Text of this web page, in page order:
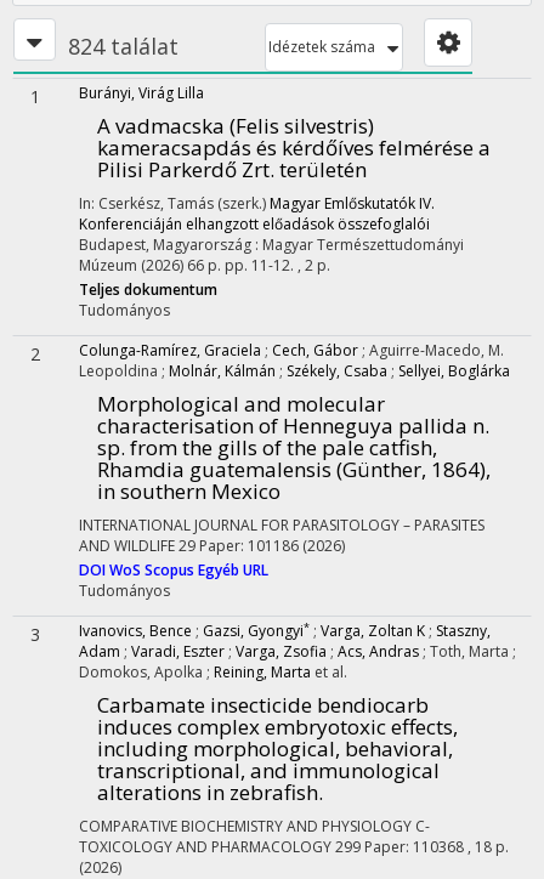
824 találat Idézetek száma
1 Burányi, Virág Lilla
A vadmacska (Felis silvestris)
kameracsapdás és kérdőíves felmérése a
Pilisi Parkerdő Zrt. területén
In: Cserkész, Tamás (szerk.) Magyar Emlőskutatók IV.
Konferenciáján elhangzott előadások összefoglalói
Budapest, Magyarország : Magyar Természettudományi
Múzeum (2026) 66 p. pp. 11-12. , 2 p.
Teljes dokumentum
Tudományos
2 Colunga-Ramírez, Graciela ; Cech, Gábor ; Aguirre-Macedo, M.
Leopoldina ; Molnár, Kálmán ; Székely, Csaba ; Sellyei, Boglárka
Morphological and molecular
characterisation of Henneguya pallida n.
sp. from the gills of the pale catfish,
Rhamdia guatemalensis (Günther, 1864),
in southern Mexico
INTERNATIONAL JOURNAL FOR PARASITOLOGY – PARASITES
AND WILDLIFE29 Paper: 101186 (2026)
DOIWoS Scopus Egyéb URL
Tudományos
3 Ivanovics, Bence ; Gazsi, Gyongyi* ; Varga, Zoltan K ; Staszny,
Adam ; Varadi, Eszter ; Varga, Zsofia ; Acs, Andras ; Toth, Marta ;
Domokos, Apolka ; Reining, Marta et al.
Carbamate insecticide bendiocarb
induces complex embryotoxic effects,
including morphological, behavioral,
transcriptional, and immunological
alterations in zebrafish.
COMPARATIVE BIOCHEMISTRY AND PHYSIOLOGY C-
TOXICOLOGY AND PHARMACOLOGY299 Paper: 110368 , 18 p.
(2026)